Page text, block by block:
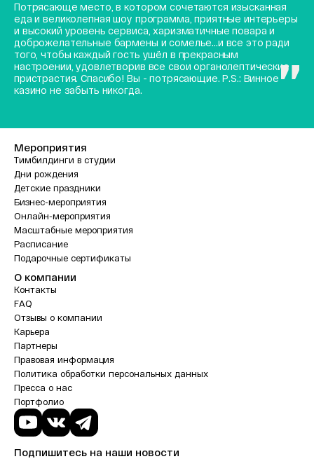
Потрясающе место, в котором сочетаются изысканная
еда и великолепная шоу программа, приятные интерьеры
и высокий уровень сервиса, харизматичные повара и
доброжелательные бармены и сомелье...и все это ради
того, чтобы каждый гость ушёл в прекрасным
настроении, удовлетворив все свои органолептические
пристрастия. Спасибо! Вы - потрясающие. P.S.: Винное
казино не забыть никогда.
Мероприятия
Тимбилдинги в студии
Дни рождения
Детские праздники
Бизнес-мероприятия
Онлайн-мероприятия
Масштабные мероприятия
Расписание
Подарочные сертификаты
О компании
Контакты
FAQ
Отзывы о компании
Карьера
Партнеры
Правовая информация
Политика обработки персональных данных
Пресса о нас
Портфолио
Подпишитесь на наши новости